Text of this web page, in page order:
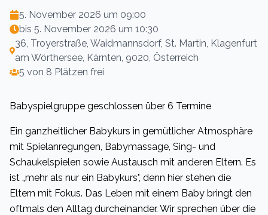
5. November 2026 um 09:00
bis 5. November 2026 um 10:30
36, Troyerstraße, Waidmannsdorf, St. Martin, Klagenfurt
am Wörthersee, Kärnten, 9020, Österreich
5 von 8 Plätzen frei
Babyspielgruppe geschlossen über 6 Termine
Ein ganzheitlicher Babykurs in gemütlicher Atmosphäre
mit Spielanregungen, Babymassage, Sing- und
Schaukelspielen sowie Austausch mit anderen Eltern. Es
ist „mehr als nur ein Babykurs", denn hier stehen die
Eltern mit Fokus. Das Leben mit einem Baby bringt den
oftmals den Alltag durcheinander. Wir sprechen über die